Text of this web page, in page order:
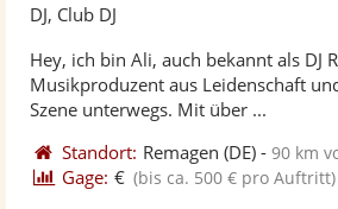
DJ, Club DJ
Hey, ich bin Ali, auch bekannt als DJ
Musikproduzent aus Leidenschaft
Szene unterwegs. Mit über ...
Standort: Remagen (DE) -90 km
Gage: € (bis ca. 500 € pro Auftritt)